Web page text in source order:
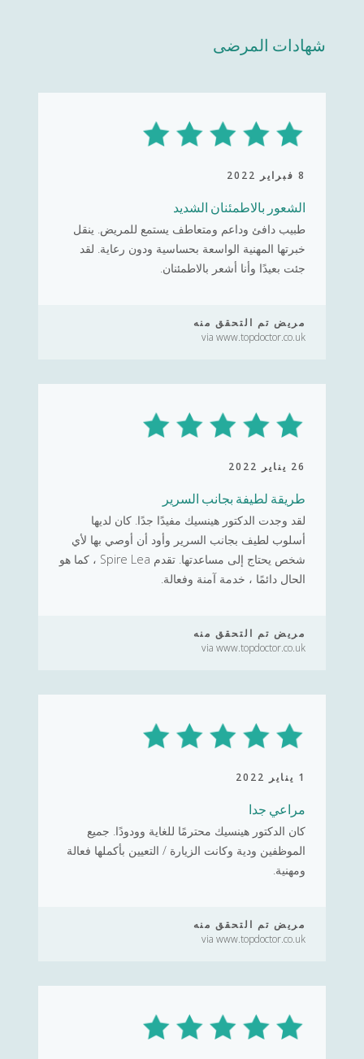
شهادات المرضى
8 فبراير 2022
الشعور بالاطمئنان الشديد
طبيب دافئ وداعم ومتعاطف يستمع للمريض. ينقل
خبرتها المهنية الواسعة بحساسية ودون رعاية. لقد
جئت بعيدًا وأنا أشعر بالاطمئنان.
مريض تم التحقق منه
via www.topdoctor.co.uk
26 يناير 2022
طريقة لطيفة بجانب السرير
لقد وجدت الدكتور هينسيك مفيدًا جدًا. كان لديها
أسلوب لطيف بجانب السرير وأود أن أوصي بها لأي
شخص يحتاج إلى مساعدتها. تقدم Spire Lea ، كما هو
الحال دائمًا ، خدمة آمنة وفعالة.
مريض تم التحقق منه
via www.topdoctor.co.uk
1 يناير 2022
مراعي جدا
كان الدكتور هينسيك محترمًا للغاية وودودًا. جميع
الموظفين ودية وكانت الزيارة / التعيين بأكملها فعالة
ومهنية.
مريض تم التحقق منه
via www.topdoctor.co.uk